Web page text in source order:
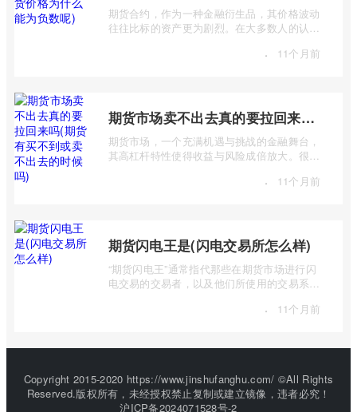
期货合约，作为一种金融衍生品，其价格波动
往往比标的资产更为剧烈。在大多数人的认知
· 11个月前
期货市场卖不出去真的要拉回来吗(期货有买不到或卖不出去的时候吗)
期货市场，一个充满机遇与挑战的金融舞台，
其高杠杆特性使得收益与风险成倍放大。很多
· 11个月前
期货闪电王是(闪电交易所怎么样)
“期货闪电王”通常指代那些在期货市场进行闪
电交易的交易者，以及他们所使用的交易系统
· 11个月前
Copyright 2015-2020 https://www.jinshufanghu.com/ ©All Rights
Reserved.版权所有，未经授权禁止复制或建立镜像，违者必究！
沪ICP备2024071528号-2